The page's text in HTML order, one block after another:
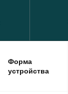
Форма
устройства